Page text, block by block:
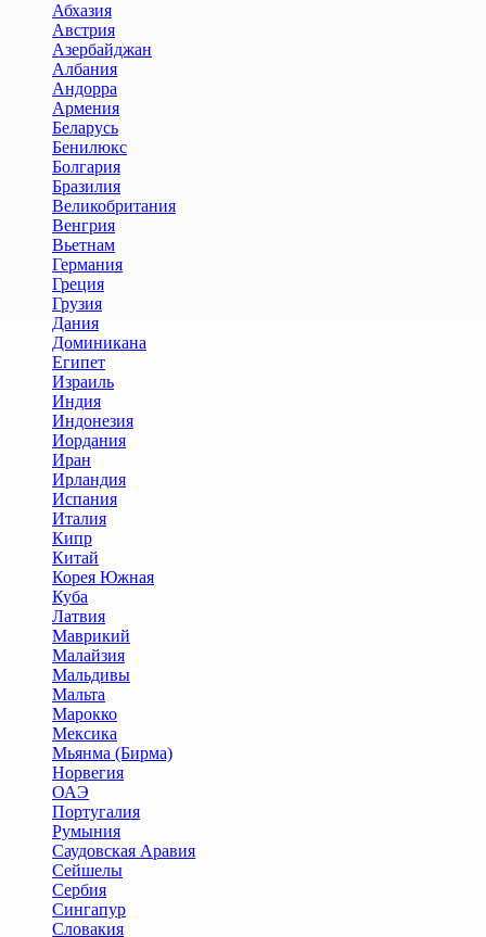
Абхазия
Австрия
Азербайджан
Албания
Андорра
Армения
Беларусь
Бенилюкс
Болгария
Бразилия
Великобритания
Венгрия
Вьетнам
Германия
Греция
Грузия
Дания
Доминикана
Египет
Израиль
Индия
Индонезия
Иордания
Иран
Ирландия
Испания
Италия
Кипр
Китай
Корея Южная
Куба
Латвия
Маврикий
Малайзия
Мальдивы
Мальта
Марокко
Мексика
Мьянма (Бирма)
Норвегия
ОАЭ
Португалия
Румыния
Саудовская Аравия
Сейшелы
Сербия
Сингапур
Словакия